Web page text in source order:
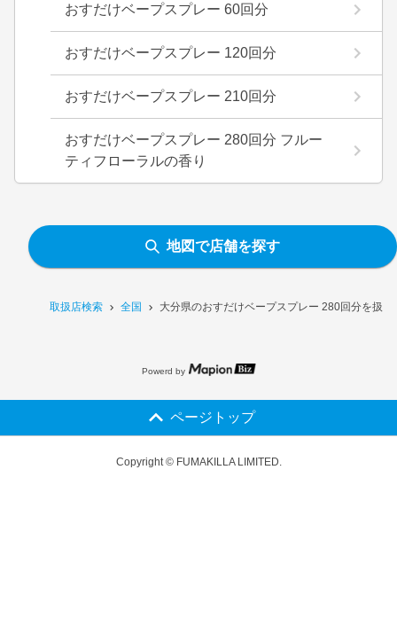
取扱店検索 全国 大分県のおすだけベープスプレー 280回分を扱う
おすだけベープスプレー 60回分
おすだけベープスプレー 120回分
おすだけベープスプレー 210回分
おすだけベープスプレー 280回分 フルー
ティフローラルの香り
地図で店舗を探す
Powerd by
ページトップ
Copyright © FUMAKILLA LIMITED.